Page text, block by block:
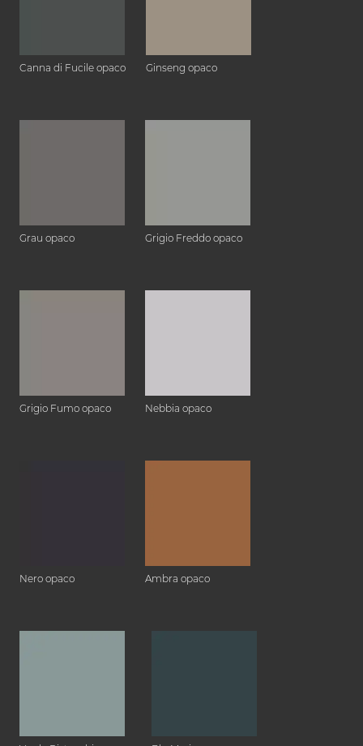
Canna di Fucile opaco Ginseng opaco
Grau opaco Grigio Freddo opaco
Grigio Fumo opaco Nebbia opaco
Nero opaco Ambra opaco